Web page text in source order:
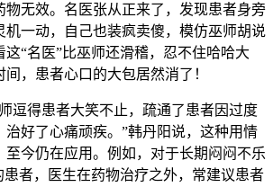
物无效。名医张从正来了，发现患者身旁
机一动，自己也装疯卖傻，模仿巫师胡说
这“名医”比巫师还滑稽，忍不住哈哈大
，患者心口的大包居然消了！
逗得患者大笑不止，疏通了患者因过度
治好了心痛顽疾。”韩丹阳说，这种用情
至今仍在应用。例如，对于长期闷闷不乐
患者，医生在药物治疗之外，常建议患者